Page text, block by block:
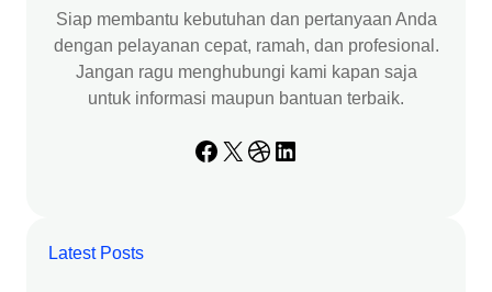
Siap membantu kebutuhan dan pertanyaan Anda
dengan pelayanan cepat, ramah, dan profesional.
Jangan ragu menghubungi kami kapan saja
untuk informasi maupun bantuan terbaik.
Facebook X Dribbble LinkedIn
Latest Posts